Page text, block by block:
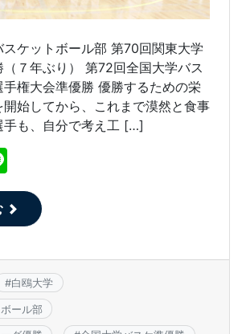
スケットボール部 第70回関東大学
７年ぶり） 第72回全国大学バス
権大会準優勝 優勝するための栄
始してから、これまで漠然と食事
手も、自分で考え工 […]
n
e
#白鴎大学
ール部